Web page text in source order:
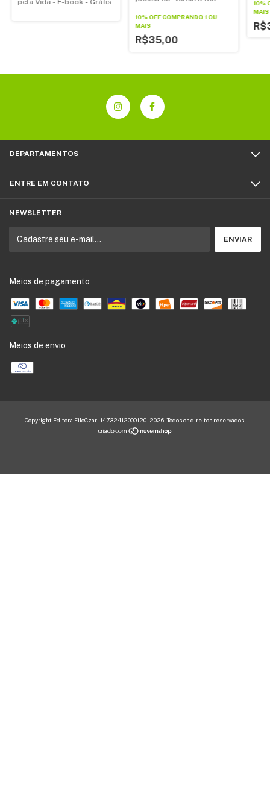
10% OFFCOMPRANDO 1 OU
MAIS
R$35,00
10%
MAIS
DEPARTAMENTOS
ENTRE EM CONTATO
NEWSLETTER
Meios de pagamento
Meios de envio
Copyright Editora FiloCzar - 14732412000120 - 2026. Todos os direitos reservados.